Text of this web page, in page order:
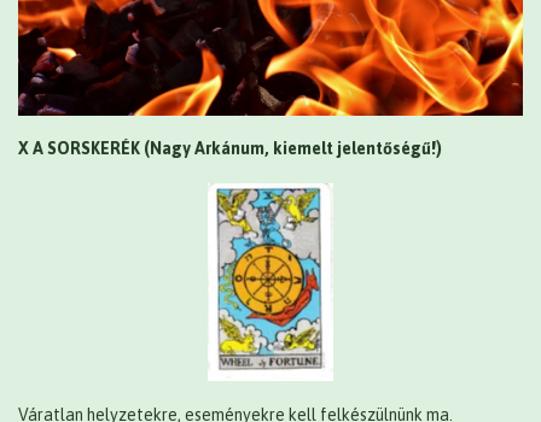
X A SORSKERÉK (Nagy Arkánum, kiemelt jelentőségű!)
Váratlan helyzetekre, eseményekre kell felkészülnünk ma.